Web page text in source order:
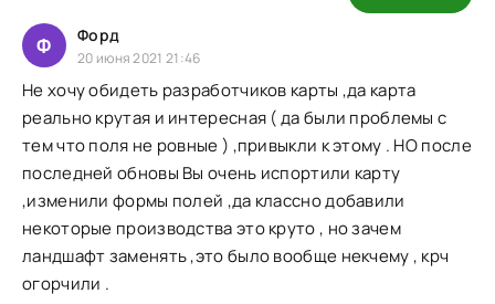
Ф Форд
20 июня 2021 21:46
Не хочу обидеть разработчиков карты ,да карта
реально крутая и интересная ( да были проблемы с
тем что поля не ровные ) ,привыкли к этому . НО после
последней обновы Вы очень испортили карту
,изменили формы полей ,да классно добавили
некоторые производства это круто , но зачем
ландшафт заменять ,это было вообще некчему , крч
огорчили .